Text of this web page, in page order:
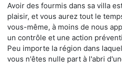
Avoir des fourmis dans sa villa
plaisir, et vous aurez tout le
vous-même, à moins de nous
un contrôle et une action
Peu importe la région dans
vous n'êtes nulle part à l'abri